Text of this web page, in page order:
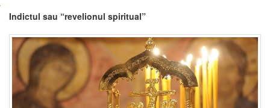
Indictul sau “revelionul spiritual”